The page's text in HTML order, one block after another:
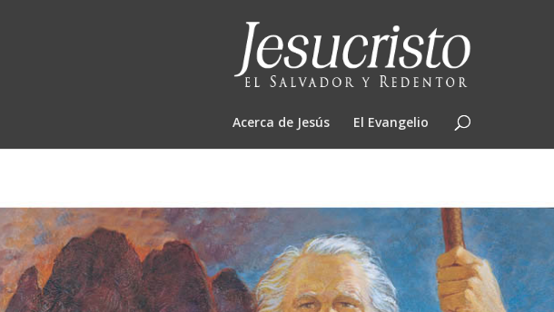
Acerca de Jesús El Evangelio